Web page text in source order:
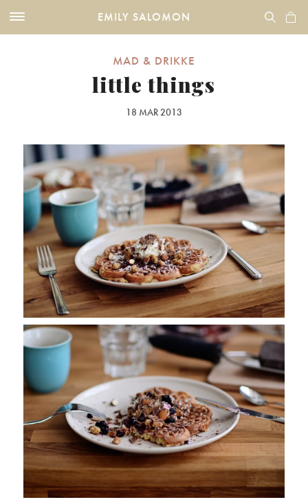
EMILY SALOMON
MAD & DRIKKE
little things
18 MAR 2013